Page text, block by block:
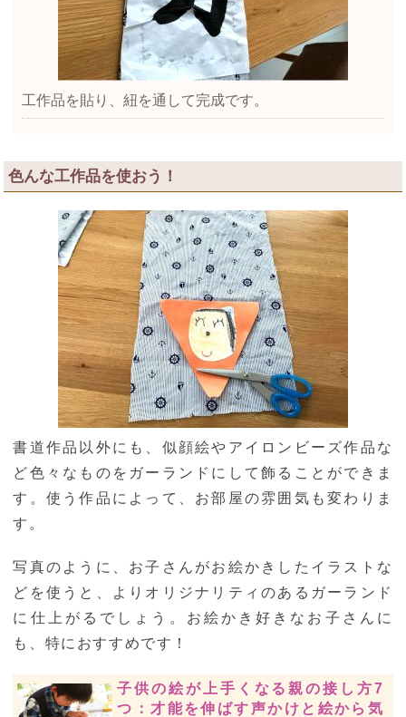
工作品を貼り、紐を通して完成です。
色んな工作品を使おう！
書道作品以外にも、似顔絵やアイロンビーズ作品な
ど色々なものをガーランドにして飾ることができま
す。使う作品によって、お部屋の雰囲気も変わりま
す。
写真のように、お子さんがお絵かきしたイラストな
どを使うと、よりオリジナリティのあるガーランド
に仕上がるでしょう。お絵かき好きなお子さんに
も、特におすすめです！
子供の絵が上手くなる親の接し方7
つ：才能を伸ばす声かけと絵から気